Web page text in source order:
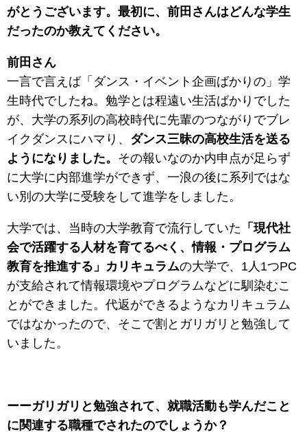
がとうございます。最初に、前田さんはどんな学生
だったのか教えてください。
前田さん
一言で言えば「ダンス・イベント企画ばかりの」学
生時代でしたね。勉学とは程遠い生活ばかりでした
が、大学の系列の高校時代に先輩のつながりでブレ
イクダンスにハマり、 ダンス三昧の高校生活を送る
ようになりました。 その報いなのか内申点が足らず
に大学に内部進学ができず、一浪の後に系列ではな
い別の大学に受験をして進学をしました。
大学では、当時の大学教育で流行していた 「現代社
会で活躍する人材を育てるべく、情報・プログラム
教育を推進する」カリキュラムの大学で、1人1つPC
が支給されて情報環境やプログラムなどに馴染むこ
とができました。代返ができるようなカリキュラム
ではなかったので、そこで割とガリガリと勉強して
いました。
ーーガリガリと勉強されて、就職活動も学んだこと
に関連する職種でされたのでしょうか？